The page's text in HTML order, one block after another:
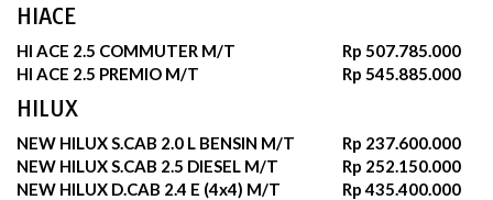
HIACE
HI ACE 2.5 COMMUTER M/T
Rp 507.785.000
HI ACE 2.5 PREMIO M/T
Rp 545.885.000
HILUX
NEW HILUX S.CAB 2.0 L BENSIN M/T
Rp 237.600.000
NEW HILUX S.CAB 2.5 DIESEL M/T
Rp 252.150.000
NEW HILUX D.CAB 2.4 E (4x4) M/T
Rp 435.400.000